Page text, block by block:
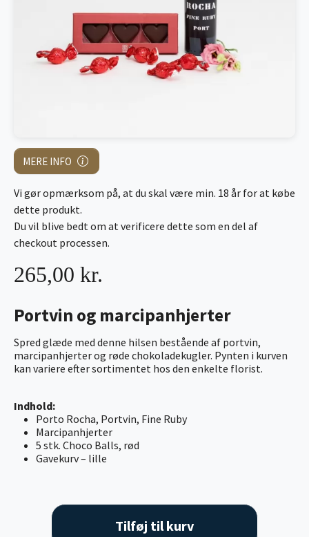
MERE INFO
Portvin og marcipanhjerter
Spred glæde med denne hilsen bestående af portvin,
marcipanhjerter og røde chokoladekugler. Pynten i kurven
kan variere efter sortimentet hos den enkelte florist.
Indhold:
Porto Rocha, Portvin, Fine Ruby
Marcipanhjerter
5 stk. Choco Balls, rød
Gavekurv – lille
265,00 kr.
Vi gør opmærksom på, at du skal være min. 18 år for at købe
dette produkt.
Du vil blive bedt om at verificere dette som en del af
checkout processen.
Tilføj til kurv